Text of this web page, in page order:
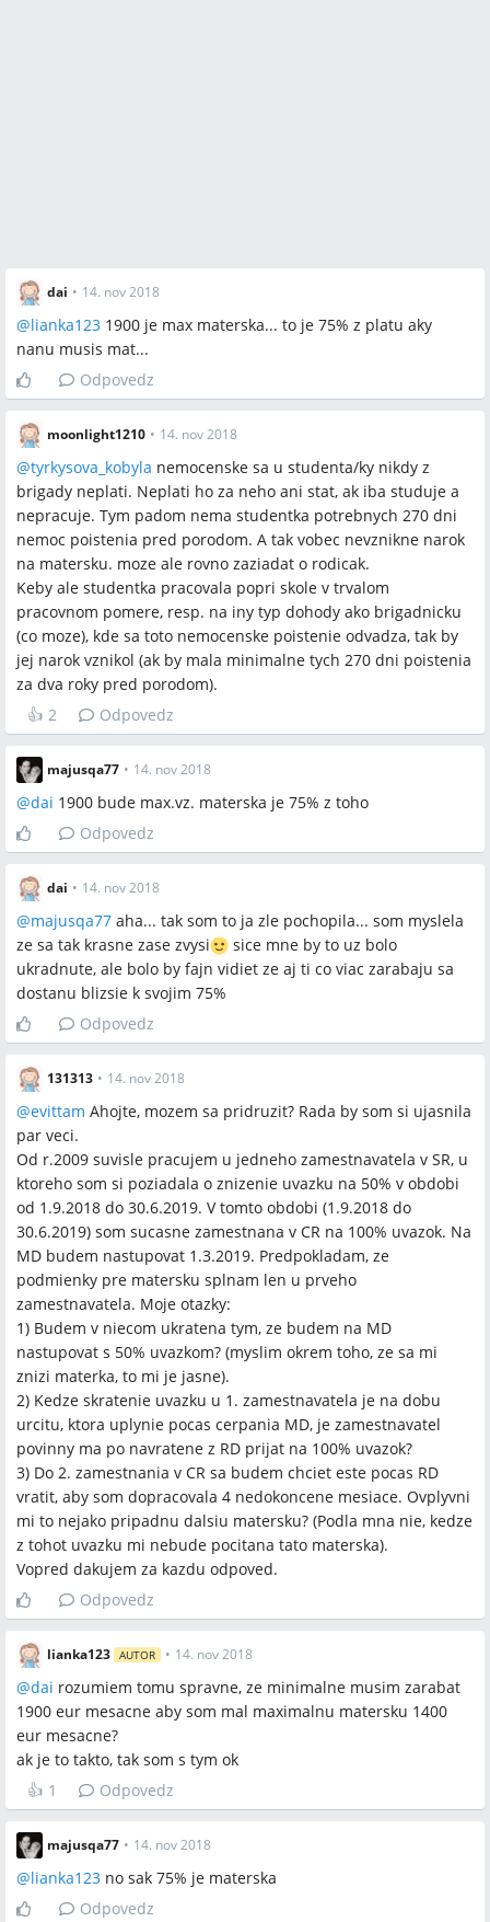
dai • 14. nov 2018
@lianka123 1900 je max materska... to je 75% z platu aky
nanu musis mat...
Odpovedz
moonlight1210 • 14. nov 2018
@tyrkysova_kobyla nemocenske sa u studenta/ky nikdy z
brigady neplati. Neplati ho za neho ani stat, ak iba studuje a
nepracuje. Tym padom nema studentka potrebnych 270 dni
nemoc poistenia pred porodom. A tak vobec nevznikne narok
na matersku. moze ale rovno zaziadat o rodicak.
Keby ale studentka pracovala popri skole v trvalom
pracovnom pomere, resp. na iny typ dohody ako brigadnicku
(co moze), kde sa toto nemocenske poistenie odvadza, tak by
jej narok vznikol (ak by mala minimalne tych 270 dni poistenia
za dva roky pred porodom).
👍 2 Odpovedz
majusqa77 • 14. nov 2018
@dai 1900 bude max.vz. materska je 75% z toho
Odpovedz
dai • 14. nov 2018
@majusqa77 aha... tak som to ja zle pochopila... som myslela
ze sa tak krasne zase zvysi
sice mne by to uz bolo
ukradnute, ale bolo by fajn vidiet ze aj ti co viac zarabaju sa
dostanu blizsie k svojim 75%
Odpovedz
131313 • 14. nov 2018
@evittam Ahojte, mozem sa pridruzit? Rada by som si ujasnila
par veci.
Od r.2009 suvisle pracujem u jedneho zamestnavatela v SR, u
ktoreho som si poziadala o znizenie uvazku na 50% v obdobi
od 1.9.2018 do 30.6.2019. V tomto obdobi (1.9.2018 do
30.6.2019) som sucasne zamestnana v CR na 100% uvazok. Na
MD budem nastupovat 1.3.2019. Predpokladam, ze
podmienky pre matersku splnam len u prveho
zamestnavatela. Moje otazky:
1) Budem v niecom ukratena tym, ze budem na MD
nastupovat s 50% uvazkom? (myslim okrem toho, ze sa mi
znizi materka, to mi je jasne).
2) Kedze skratenie uvazku u 1. zamestnavatela je na dobu
urcitu, ktora uplynie pocas cerpania MD, je zamestnavatel
povinny ma po navratene z RD prijat na 100% uvazok?
3) Do 2. zamestnania v CR sa budem chciet este pocas RD
vratit, aby som dopracovala 4 nedokoncene mesiace. Ovplyvni
mi to nejako pripadnu dalsiu matersku? (Podla mna nie, kedze
z tohot uvazku mi nebude pocitana tato materska).
Vopred dakujem za kazdu odpoved.
Odpovedz
lianka123 AUTOR • 14. nov 2018
@dai rozumiem tomu spravne, ze minimalne musim zarabat
1900 eur mesacne aby som mal maximalnu matersku 1400
eur mesacne?
ak je to takto, tak som s tym ok
👍 1 Odpovedz
majusqa77 • 14. nov 2018
@lianka123 no sak 75% je materska
Odpovedz